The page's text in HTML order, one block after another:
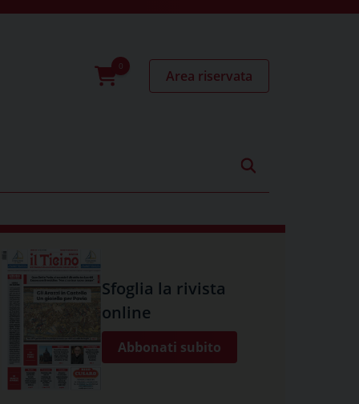
0
Area riservata
Sfoglia la rivista
online
Abbonati subito